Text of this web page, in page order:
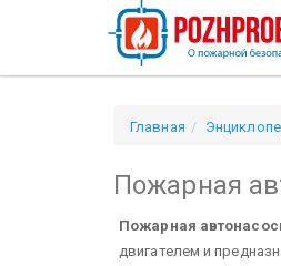
Главная
Пожарная
Пожарная
двигателем и